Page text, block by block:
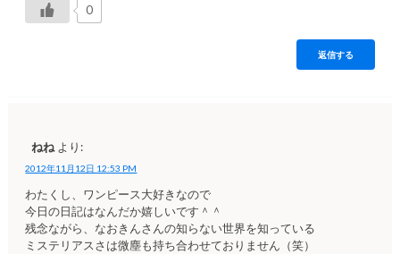
0
返信する
ねね より:
2012年11月12日 12:53 PM
わたくし、ワンピース大好きなので
今日の日記はなんだか嬉しいです＾＾
残念ながら、なおきんさんの知らない世界を知っている
ミステリアスさは微塵も持ち合わせておりません（笑）